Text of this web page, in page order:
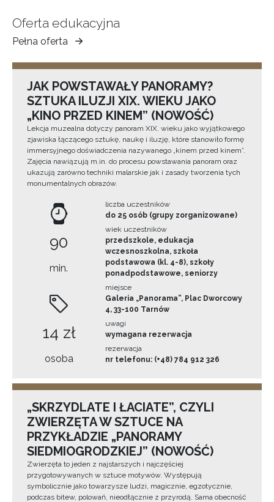
Oferta edukacyjna
Pełna oferta
Muzeum
Ziemi
JAK POWSTAWAŁY PANORAMY?
SZTUKA ILUZJI XIX. WIEKU JAKO
„KINO PRZED KINEM” (NOWOŚĆ)
Lekcja muzealna dotyczy panoram XIX. wieku jako wyjątkowego
zjawiska łączącego sztukę, naukę i iluzję, które stanowiło formę
immersyjnego doświadczenia nazywanego „kinem przed kinem”.
Zajęcia nawiązują m.in. do procesu powstawania panoram oraz
ukazują zarówno techniki malarskie jak i zasady tworzenia tych
monumentalnych obrazów.
90
min.
14 zł
osoba
liczba uczestników
do 25 osób (grupy zorganizowane)
wiek uczestników
przedszkole, edukacja
wczesnoszkolna, szkoła
podstawowa (kl. 4-8), szkoły
ponadpodstawowe, seniorzy
miejsce
Galeria „Panorama”, Plac Dworcowy
4, 33-100 Tarnów
uwagi
wymagana rezerwacja
rezerwacja
nr telefonu: (+48) 784 912 326
„SKRZYDLATE I ŁACIATE”, CZYLI
ZWIERZĘTA W SZTUCE NA
PRZYKŁADZIE „PANORAMY
SIEDMIOGRODZKIEJ” (NOWOŚĆ)
Zwierzęta to jeden z najstarszych i najczęściej
przygotowywanych w sztuce motywów. Występują
symbolicznie jako towarzysze ludzi, magicznie, egzotycznie,
podczas bitew, polowań, nieodłącznie z przyrodą. Sama obecność